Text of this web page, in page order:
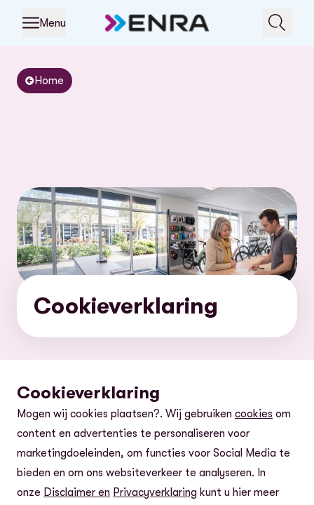
Menu
Home
Cookieverklaring
Cookieverklaring
Mogen wij cookies plaatsen?. Wij gebruiken cookies om
content en advertenties te personaliseren voor
marketingdoeleinden, om functies voor Social Media te
bieden en om ons websiteverkeer te analyseren. In
onze Disclaimer en Privacyverklaring kunt u hier meer